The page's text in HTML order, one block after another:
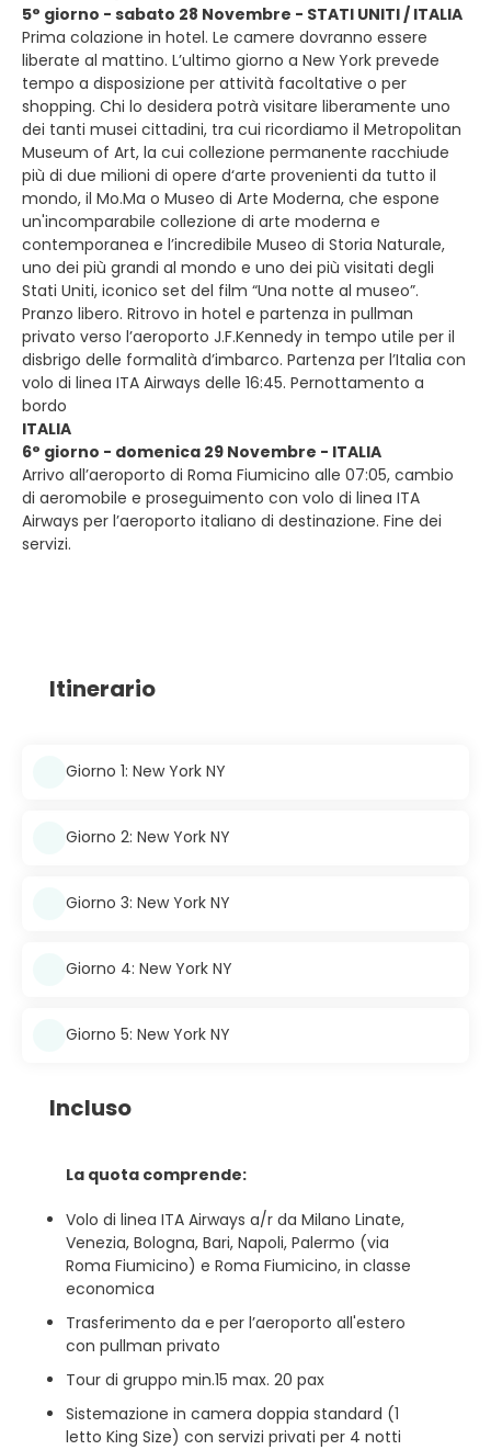
5° giorno - sabato 28 Novembre - STATI UNITI / ITALIA
Prima colazione in hotel. Le camere dovranno essere
liberate al mattino. L’ultimo giorno a New York prevede
tempo a disposizione per attività facoltative o per
shopping. Chi lo desidera potrà visitare liberamente uno
dei tanti musei cittadini, tra cui ricordiamo il Metropolitan
Museum of Art, la cui collezione permanente racchiude
più di due milioni di opere d‘arte provenienti da tutto il
mondo, il Mo.Ma o Museo di Arte Moderna, che espone
un'incomparabile collezione di arte moderna e
contemporanea e l’incredibile Museo di Storia Naturale,
uno dei più grandi al mondo e uno dei più visitati degli
Stati Uniti, iconico set del film “Una notte al museo”.
Pranzo libero. Ritrovo in hotel e partenza in pullman
privato verso l’aeroporto J.F.Kennedy in tempo utile per il
disbrigo delle formalità d’imbarco. Partenza per l’Italia con
volo di linea ITA Airways delle 16:45. Pernottamento a
bordo
ITALIA
6° giorno - domenica 29 Novembre - ITALIA
Arrivo all’aeroporto di Roma Fiumicino alle 07:05, cambio
di aeromobile e proseguimento con volo di linea ITA
Airways per l’aeroporto italiano di destinazione. Fine dei
servizi.
Itinerario
Giorno 1: New York NY
Giorno 2: New York NY
Giorno 3: New York NY
Giorno 4: New York NY
Giorno 5: New York NY
Incluso
La quota comprende:
Volo di linea ITA Airways a/r da Milano Linate,
Venezia, Bologna, Bari, Napoli, Palermo (via
Roma Fiumicino) e Roma Fiumicino, in classe
economica
Trasferimento da e per l’aeroporto all'estero
con pullman privato
Tour di gruppo min.15 max. 20 pax
Sistemazione in camera doppia standard (1
letto King Size) con servizi privati per 4 notti